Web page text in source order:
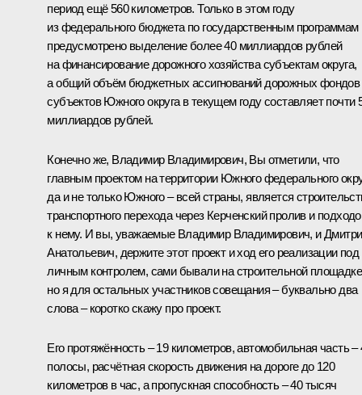
период ещё 560 километров. Только в этом году
из федерального бюджета по государственным программам
предусмотрено выделение более 40 миллиардов рублей
на финансирование дорожного хозяйства субъектам округа,
а общий объём бюджетных ассигнований дорожных фондов
субъектов Южного округа в текущем году составляет почти
миллиардов рублей.
Конечно же, Владимир Владимирович, Вы отметили, что
главным проектом на территории Южного федерального
да и не только Южного – всей страны, является
транспортного перехода через Керченский пролив и
к нему. И вы, уважаемые Владимир Владимирович, и
Анатольевич, держите этот проект и ход его реализации под
личным контролем, сами бывали на строительной
но я для остальных участников совещания – буквально два
слова – коротко скажу про проект.
Его протяжённость – 19 километров, автомобильная часть –
полосы, расчётная скорость движения на дороге до 120
километров в час, а пропускная способность – 40 тысяч